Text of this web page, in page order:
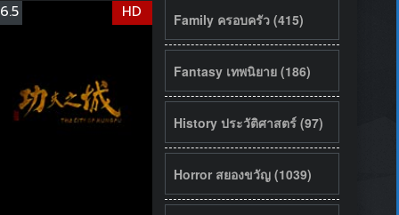
6.5 HD Family ครอบครัว (415)
Fantasy เทพนิยาย (186)
History ประวัติศาสตร์ (97)
Horror สยองขวัญ (1039)